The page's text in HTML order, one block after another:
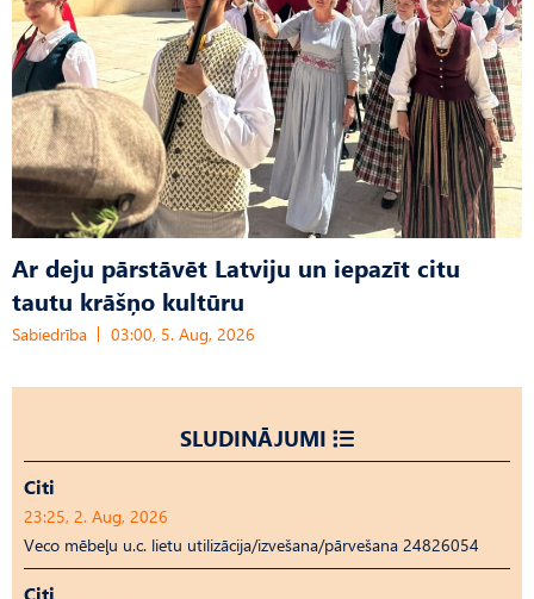
Ar deju pārstāvēt Latviju un iepazīt citu
tautu krāšņo kultūru
Sabiedrība 03:00, 5. Aug, 2026
SLUDINĀJUMI
Citi
23:25, 2. Aug, 2026
Veco mēbeļu u.c. lietu utilizācija/izvešana/pārvešana 24826054
Citi